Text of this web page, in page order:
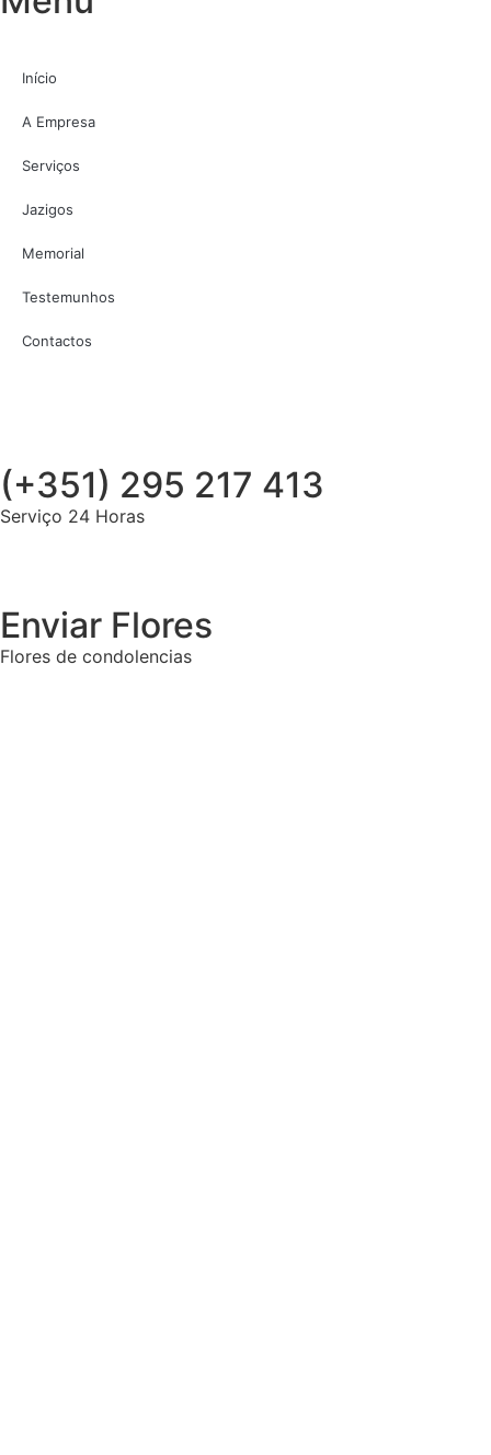
Início
A Empresa
Serviços
Jazigos
Memorial
Testemunhos
Contactos
(+351) 295 217 413
Serviço 24 Horas
Enviar Flores
Flores de condolencias